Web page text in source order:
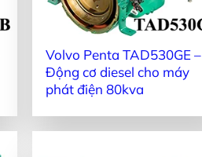
Volvo Penta TAD530GE –
Động cơ diesel cho máy
phát điện 80kva